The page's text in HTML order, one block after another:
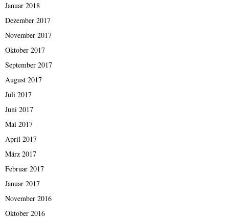
Januar 2018
Dezember 2017
November 2017
Oktober 2017
September 2017
August 2017
Juli 2017
Juni 2017
Mai 2017
April 2017
März 2017
Februar 2017
Januar 2017
November 2016
Oktober 2016